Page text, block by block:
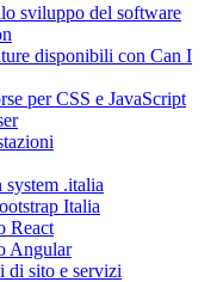
sviluppo del software
disponibili con Can I
per CSS e JavaScript
.italia
Italia
React
Angular
di sito e servizi